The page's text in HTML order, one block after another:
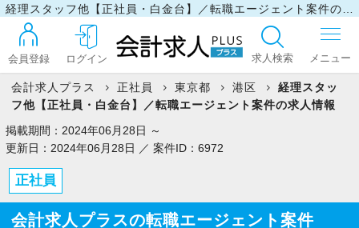
会員登録 ログイン 求人検索
ログイン
会計求人プラス 正社員 東京都 港区
経理スタッ
フ他【正社員・白金台】／転職エージェント案件の求人情報
掲載期間：2024年06月28日 ～
更新日：2024年06月28日 ／ 案件ID：6972
正社員
会計求人プラスの転職エージェント案件